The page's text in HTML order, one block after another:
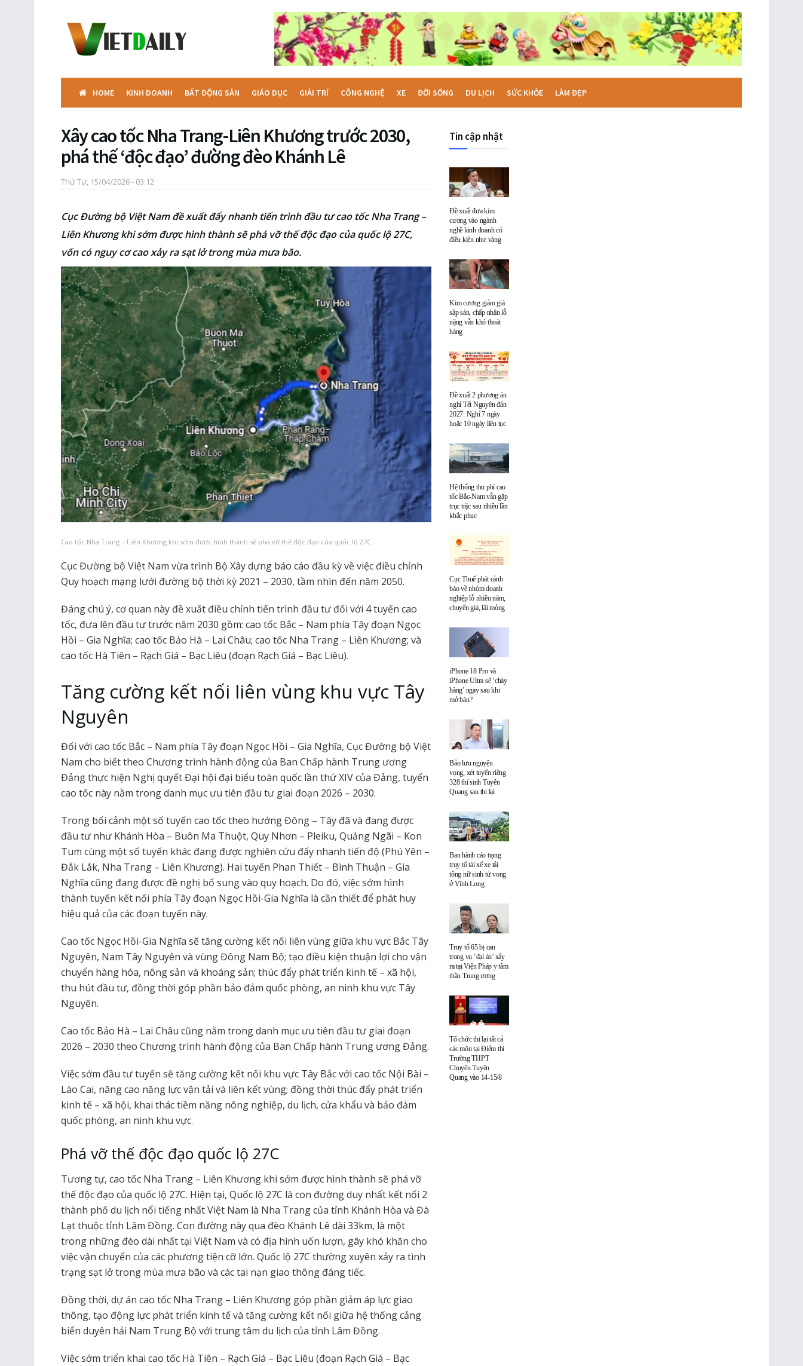
HOME KINH DOANH BẤT ĐỘNG SẢN GIÁO DỤC GIẢI TRÍ CÔNG NGHỆ XE ĐỜI SỐNG DU LỊCH SỨC KHỎE LÀM ĐẸP
Xây cao tốc Nha Trang-Liên Khương trước 2030,
phá thế ‘độc đạo’ đường đèo Khánh Lê
Thứ Tư, 15/04/2026 - 03:12
Cục Đường bộ Việt Nam đề xuất đẩy nhanh tiến trình đầu tư cao tốc Nha Trang –
Liên Khương khi sớm được hình thành sẽ phá vỡ thế độc đạo của quốc lộ 27C,
vốn có nguy cơ cao xảy ra sạt lở trong mùa mưa bão.
Cao tốc Nha Trang – Liên Khương khi sớm được hình thành sẽ phá vỡ thế độc đạo của quốc lộ 27C
Cục Đường bộ Việt Nam vừa trình Bộ Xây dựng báo cáo đầu kỳ về việc điều chỉnh
Quy hoạch mạng lưới đường bộ thời kỳ 2021 – 2030, tầm nhìn đến năm 2050.
Đáng chú ý, cơ quan này đề xuất điều chỉnh tiến trình đầu tư đối với 4 tuyến cao
tốc, đưa lên đầu tư trước năm 2030 gồm: cao tốc Bắc – Nam phía Tây đoạn Ngọc
Hồi – Gia Nghĩa; cao tốc Bảo Hà – Lai Châu; cao tốc Nha Trang – Liên Khương; và
cao tốc Hà Tiên – Rạch Giá – Bạc Liêu (đoạn Rạch Giá – Bạc Liêu).
Tăng cường kết nối liên vùng khu vực Tây
Nguyên
Đối với cao tốc Bắc – Nam phía Tây đoạn Ngọc Hồi – Gia Nghĩa, Cục Đường bộ Việt
Nam cho biết theo Chương trình hành động của Ban Chấp hành Trung ương
Đảng thực hiện Nghị quyết Đại hội đại biểu toàn quốc lần thứ XIV của Đảng, tuyến
cao tốc này nằm trong danh mục ưu tiên đầu tư giai đoạn 2026 – 2030.
Trong bối cảnh một số tuyến cao tốc theo hướng Đông – Tây đã và đang được
đầu tư như Khánh Hòa – Buôn Ma Thuột, Quy Nhơn – Pleiku, Quảng Ngãi – Kon
Tum cùng một số tuyến khác đang được nghiên cứu đẩy nhanh tiến độ (Phú Yên –
Đắk Lắk, Nha Trang – Liên Khương). Hai tuyến Phan Thiết – Bình Thuận – Gia
Nghĩa cũng đang được đề nghị bổ sung vào quy hoạch. Do đó, việc sớm hình
thành tuyến kết nối phía Tây đoạn Ngọc Hồi-Gia Nghĩa là cần thiết để phát huy
hiệu quả của các đoạn tuyến này.
Cao tốc Ngọc Hồi-Gia Nghĩa sẽ tăng cường kết nối liên vùng giữa khu vực Bắc Tây
Nguyên, Nam Tây Nguyên và vùng Đông Nam Bộ; tạo điều kiện thuận lợi cho vận
chuyển hàng hóa, nông sản và khoáng sản; thúc đẩy phát triển kinh tế – xã hội,
thu hút đầu tư, đồng thời góp phần bảo đảm quốc phòng, an ninh khu vực Tây
Nguyên.
Cao tốc Bảo Hà – Lai Châu cũng nằm trong danh mục ưu tiên đầu tư giai đoạn
2026 – 2030 theo Chương trình hành động của Ban Chấp hành Trung ương Đảng.
Việc sớm đầu tư tuyến sẽ tăng cường kết nối khu vực Tây Bắc với cao tốc Nội Bài –
Lào Cai, nâng cao năng lực vận tải và liên kết vùng; đồng thời thúc đẩy phát triển
kinh tế – xã hội, khai thác tiềm năng nông nghiệp, du lịch, cửa khẩu và bảo đảm
quốc phòng, an ninh khu vực.
Phá vỡ thế độc đạo quốc lộ 27C
Tương tự, cao tốc Nha Trang – Liên Khương khi sớm được hình thành sẽ phá vỡ
thế độc đạo của quốc lộ 27C. Hiện tại, Quốc lộ 27C là con đường duy nhất kết nối 2
thành phố du lịch nổi tiếng nhất Việt Nam là Nha Trang của tỉnh Khánh Hòa và Đà
Lạt thuộc tỉnh Lâm Đồng. Con đường này qua đèo Khánh Lê dài 33km, là một
trong những đèo dài nhất tại Việt Nam và có địa hình uốn lượn, gây khó khăn cho
việc vận chuyển của các phương tiện cỡ lớn. Quốc lộ 27C thường xuyên xảy ra tình
trạng sạt lở trong mùa mưa bão và các tai nạn giao thông đáng tiếc.
Đồng thời, dự án cao tốc Nha Trang – Liên Khương góp phần giảm áp lực giao
thông, tạo động lực phát triển kinh tế và tăng cường kết nối giữa hệ thống cảng
biển duyên hải Nam Trung Bộ với trung tâm du lịch của tỉnh Lâm Đồng.
Việc sớm triển khai cao tốc Hà Tiên – Rạch Giá – Bạc Liêu (đoạn Rạch Giá – Bạc
Tin cập nhật
Đề xuất đưa kim
cương vào ngành
nghề kinh doanh có
điều kiện như vàng
Kim cương giảm giá
sập sàn, chấp nhận lỗ
nặng vẫn khó thoát
hàng
Đề xuất 2 phương án
nghỉ Tết Nguyên đán
2027: Nghỉ 7 ngày
hoặc 10 ngày liên tục
Hệ thống thu phí cao
tốc Bắc-Nam vẫn gặp
trục trặc sau nhiều lần
khắc phục
Cục Thuế phát cảnh
báo về nhóm doanh
nghiệp lỗ nhiều năm,
chuyển giá, lãi mỏng
iPhone 18 Pro và
iPhone Ultra sẽ ‘cháy
hàng’ ngay sau khi
mở bán?
Bảo lưu nguyện
vọng, xét tuyển riêng
328 thí sinh Tuyên
Quang sau thi lại
Ban hành cáo trạng
truy tố tài xế xe tải
tông nữ sinh tử vong
ở Vĩnh Long
Truy tố 65 bị can
trong vụ ‘đại án’ xảy
ra tại Viện Pháp y tâm
thần Trung ương
Tổ chức thi lại tất cả
các môn tại Điểm thi
Trường THPT
Chuyên Tuyên
Quang vào 14-15/8